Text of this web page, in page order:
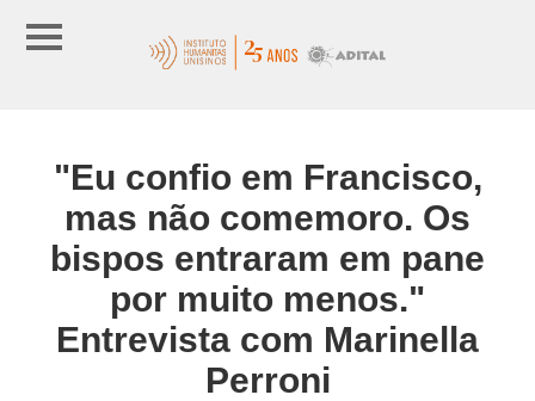
"Eu confio em Francisco,
mas não comemoro. Os
bispos entraram em pane
por muito menos."
Entrevista com Marinella
Perroni